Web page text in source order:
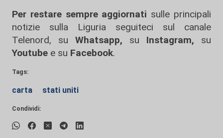
Per restare sempre aggiornati sulle principali
notizie sulla Liguria seguiteci sul canale
Telenord, su
Whatsapp, su Instagram, su
Youtube e su Facebook.
Tags:
carta stati uniti
Condividi: